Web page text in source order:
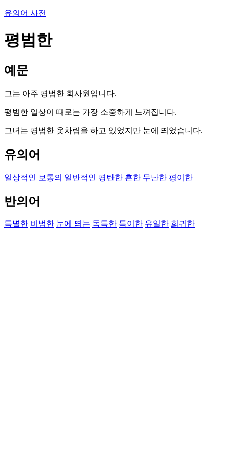
유의어 사전
평범한
예문
그는 아주 평범한 회사원입니다.
평범한 일상이 때로는 가장 소중하게 느껴집니다.
그녀는 평범한 옷차림을 하고 있었지만 눈에 띄었습니다.
유의어
일상적인 보통의 일반적인 평탄한 흔한 무난한 평이한
반의어
특별한 비범한 눈에 띄는 독특한 특이한 유일한 희귀한